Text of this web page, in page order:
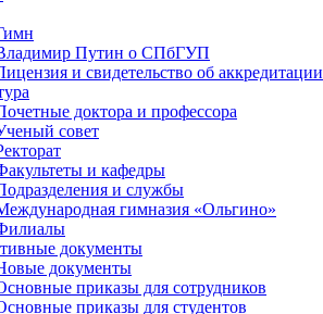
Путин о СПбГУП
и свидетельство об аккредитации
доктора и профессора
совет
и кафедры
и службы
гимназия «Ольгино»
документы
документы
приказы для сотрудников
приказы для студентов